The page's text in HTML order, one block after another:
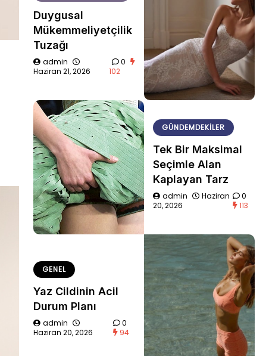
Duygusal
Mükemmeliyetçilik
Tuzağı
admin
Haziran 21, 2026
0
102
GÜNDEMDEKILER
Tek Bir Maksimal
Seçimle Alan
Kaplayan Tarz
admin
Haziran
20, 2026
0
113
GENEL
Yaz Cildinin Acil
Durum Planı
admin
Haziran 20, 2026
0
94